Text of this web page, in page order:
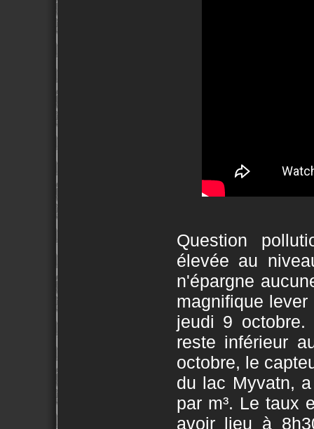
Question
élevée au
n'épargne
magnifique
jeudi 9 octobre.
reste inférieur
octobre, le
du lac Myvatn,
par m³. Le taux
avoir lieu à